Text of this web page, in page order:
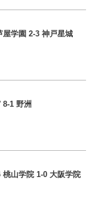
屋学園 2-3 神戸星城
8-1 野洲
桃山学院 1-0 大阪学院